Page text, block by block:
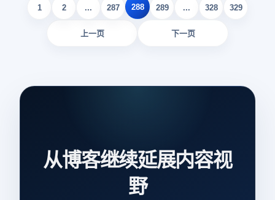
上一页
1 2 ... 287 288 289 ... 328 329
下一页
从博客继续延展内容视
野